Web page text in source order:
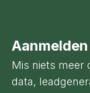
Mis niets meer
data,